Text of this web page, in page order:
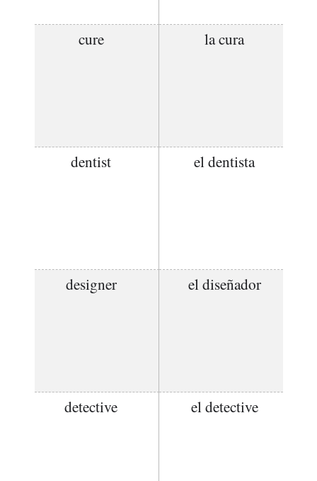
cure la cura
dentist el dentista
designer el diseñador
detective el detective